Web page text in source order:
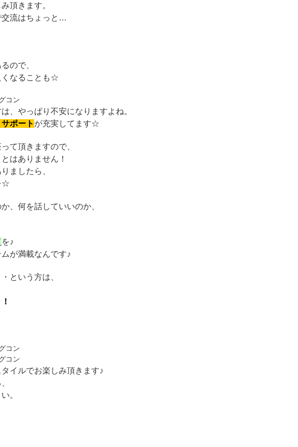
頂きます。
交流はちょっと…
ので、
くなることも☆
、やっぱり不安になりますよね。
ポート が充実してます☆
て頂きますので、
はありません！
ましたら、
☆
、何を話していいのか、
を♪
が満載なんです♪
という方は、
イルでお楽しみ頂きます♪
。